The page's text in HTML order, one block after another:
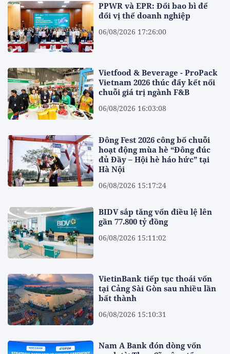
PPWR và EPR: Đổi bao bì để
đổi vị thế doanh nghiệp
06/08/2026 17:26:00
Vietfood & Beverage - ProPack
Vietnam 2026 thúc đẩy kết nối
chuỗi giá trị ngành F&B
06/08/2026 16:03:08
Đông Fest 2026 công bố chuỗi
hoạt động mùa hè “Đông đúc
đủ Đầy – Hội hè háo hức” tại
Hà Nội
06/08/2026 15:17:24
BIDV sắp tăng vốn điều lệ lên
gần 77.800 tỷ đồng
06/08/2026 15:11:02
VietinBank tiếp tục thoái vốn
tại Cảng Sài Gòn sau nhiều lần
bất thành
06/08/2026 15:10:31
Nam A Bank đón dòng vốn